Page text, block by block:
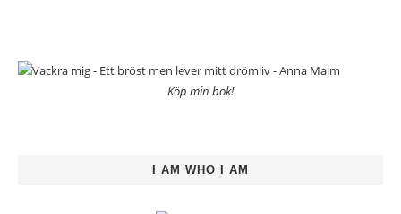
Köp min bok!
I AM WHO I AM